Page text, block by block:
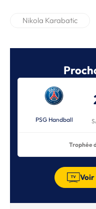
Nikola Karabatic
PSG Handball
Trophée
Voir